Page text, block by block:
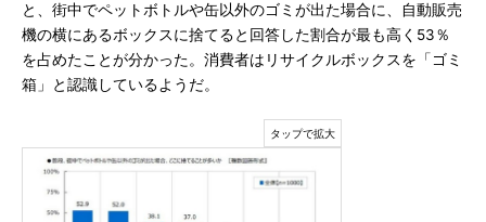
と、街中でペットボトルや缶以外のゴミが出た場合に、自動販売
機の横にあるボックスに捨てると回答した割合が最も高く53％
を占めたことが分かった。消費者はリサイクルボックスを「ゴミ
箱」と認識しているようだ。